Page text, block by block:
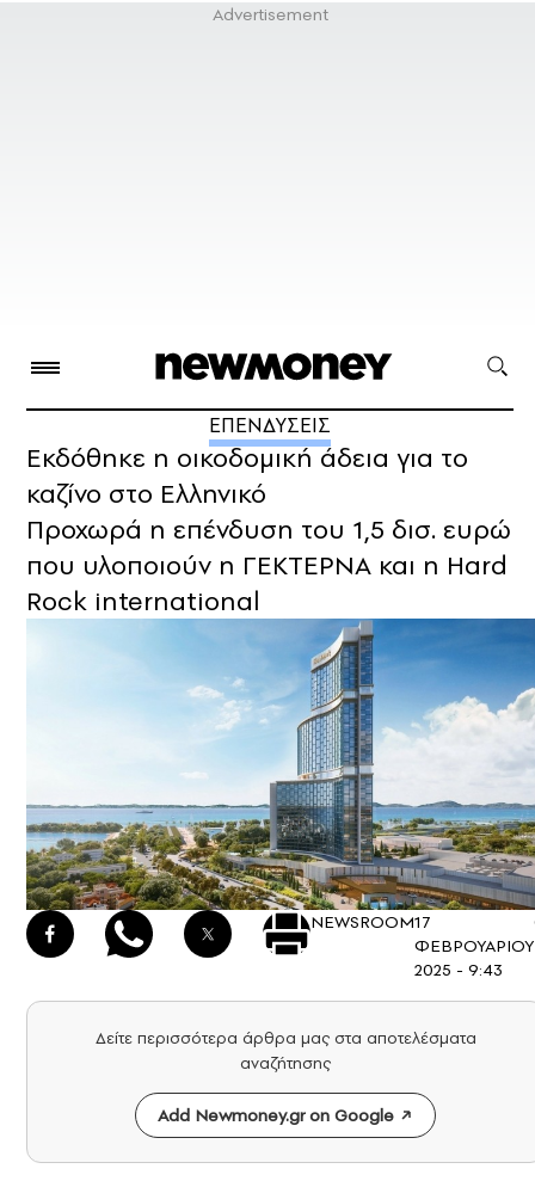
ΕΠΕΝΔΥΣΕΙΣ
Εκδόθηκε η οικοδομική άδεια για το
καζίνο στο Ελληνικό
Προχωρά η επένδυση του 1,5 δισ. ευρώ
που υλοποιούν η ΓΕΚΤΕΡΝΑ και η Hard
Rock international
NEWSROOM17
ΦΕΒΡΟΥΑΡΙΟΥ
2025 - 9:43
Δείτε περισσότερα άρθρα μας στα αποτελέσματα
αναζήτησης
Add Newmoney.gr on Google